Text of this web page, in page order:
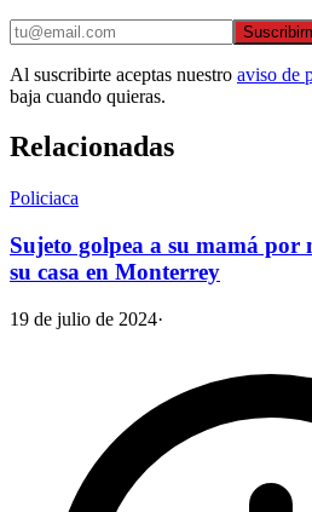
Al suscribirte aceptas nuestro aviso de
baja cuando quieras.
Relacionadas
Policiaca
Sujeto golpea a su mamá
su casa en Monterrey
19 de julio de 2024·